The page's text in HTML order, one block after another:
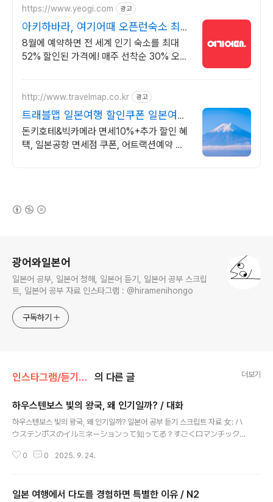
https://www.yeogi.com 광고
아키하바라, 여기어때 오픈런숙소 최대
81% 할인
8월에 예약하면 전 세계 인기 숙소를 최대
52% 할인된 가격에! 매주 선착순 30% 오픈
http://www.travelmap.co.kr 광고
트래블맵 일본여행 할인쿠폰 일본여행
필수 쿠폰 다운가능
돈키호테&빅카메라 면세10%+추가 할인 혜
택, 일본공항 면세점 쿠폰, 어트랙션예약 일
광어와일본어
일본어 공부, 일본어 청해, 일본어 듣기, 일본어 공부 스크립
트, 일본어 공부 자료 인스타그램 : @hiramenihongo
구독하기
인스타그램/듣기자료 의 다른 글 더보기
하우스텐보스 빛의 왕국, 왜 인기일까? / 대화
하우스텐보스 빛의 왕국, 왜 인기일까? 일본어 공부 듣기 스크립트 자료 女: ハ
ウステンボスのイルミネーションって知ってる？すごくロマンチック
体が光に包まれるんだよ。 女: 運河沿いのライトアップもきれいで、
이션 알아? 정말 로맨틱하잖아. 남자: 응, 1,300만 개의 LED가 쓰인 거 말이지.
0 0 2025. 9. 24.
일본 여행에서 다도를 경험하면 특별한 이유 / N2